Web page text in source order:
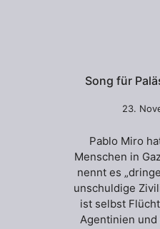
Song für
23.
Pablo Miro
Menschen in
nennt es
unschuldige
ist selbst
Agentinien